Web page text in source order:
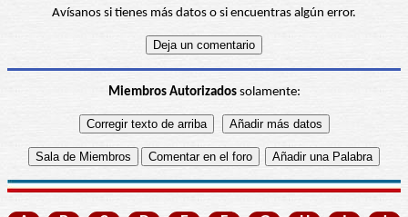
Avísanos si tienes más datos o si encuentras algún error.
Miembros Autorizadossolamente: